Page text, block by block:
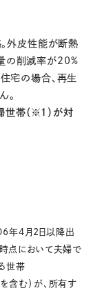
。外皮性能が断熱
の削減率が20%
宅の場合、再生
。
帯（※１）が対
年4月2日以降出
点において夫婦で
世帯
含む）が、所有す